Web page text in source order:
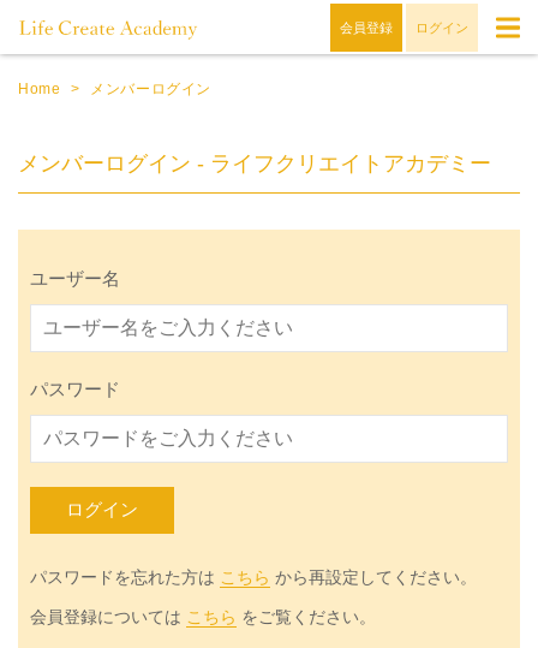
会員登録 ログイン
Home > メンバーログイン
メンバーログイン - ライフクリエイトアカデミー
ユーザー名
パスワード
パスワードを忘れた方は こちら から再設定してください。
会員登録については こちら をご覧ください。